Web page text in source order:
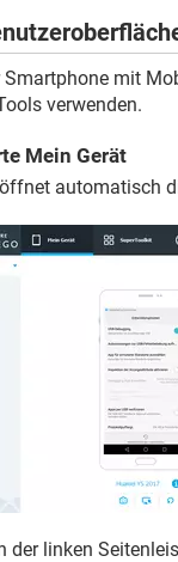
Smartphone mit
verwenden.
Mein Gerät
automatisch
der linken